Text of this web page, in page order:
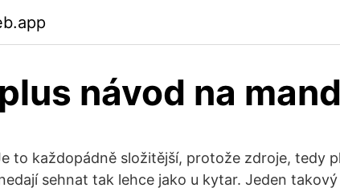
návod na
to každopádně složitější, protože zdroje, tedy
sehnat tak lehce jako u kytar. Jeden